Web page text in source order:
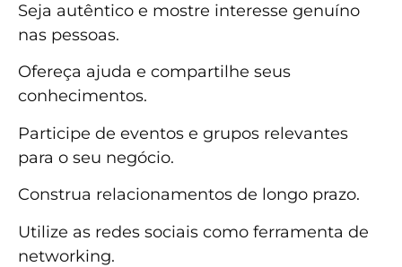
Seja autêntico e mostre interesse genuíno
nas pessoas.
Ofereça ajuda e compartilhe seus
conhecimentos.
Participe de eventos e grupos relevantes
para o seu negócio.
Construa relacionamentos de longo prazo.
Utilize as redes sociais como ferramenta de
networking.